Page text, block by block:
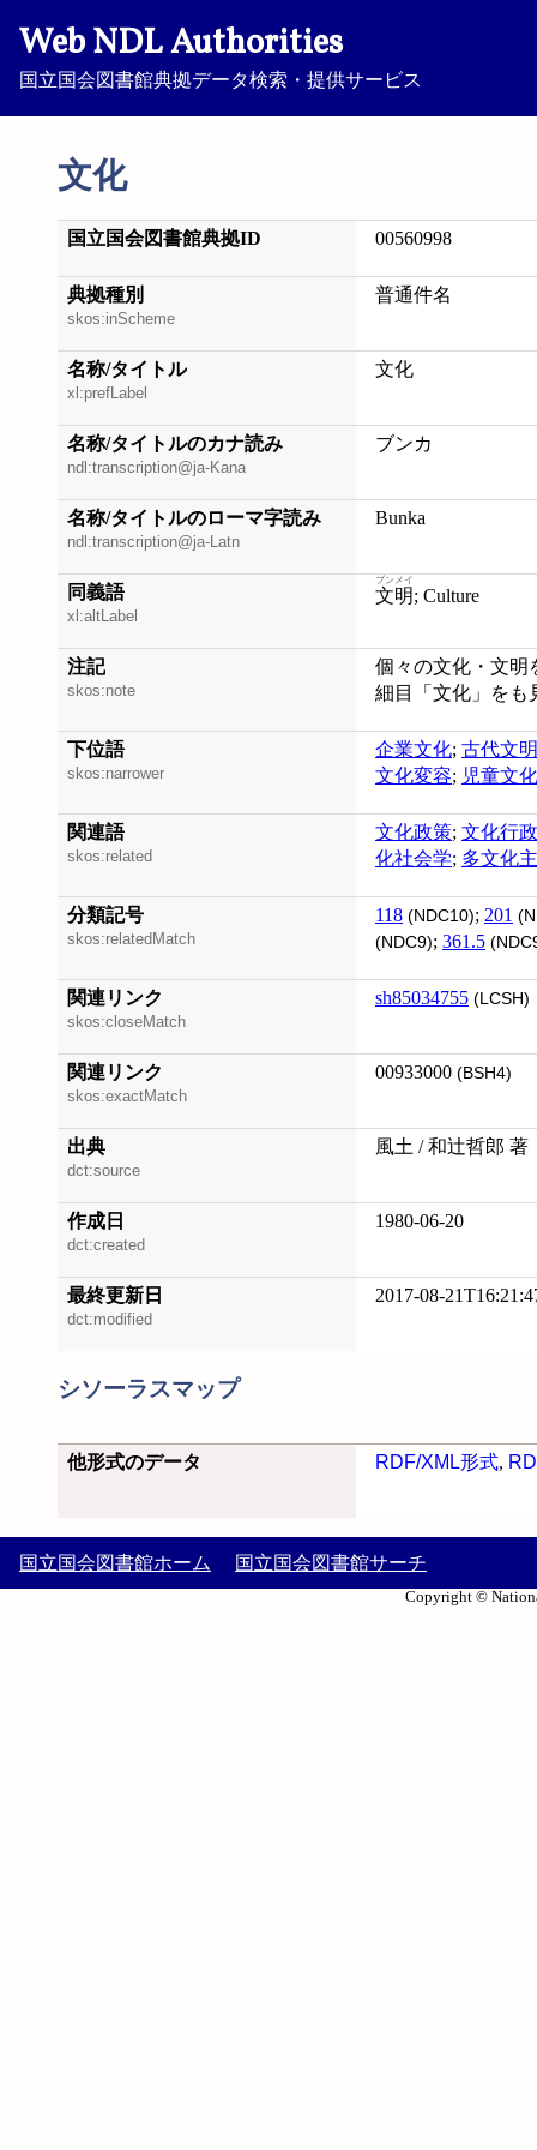
Web NDL Authorities
国立国会図書館典拠データ検索・提供サービス
文化
国立国会図書館典拠ID 00560998
典拠種別
skos:inScheme
普通件名
名称/タイトル
xl:prefLabel
文化
名称/タイトルのカナ読み
ndl:transcription@ja-Kana
ブンカ
名称/タイトルのローマ字読み
ndl:transcription@ja-Latn
Bunka
同義語
xl:altLabel
文明
ブンメイ
; Culture
注記
skos:note
個々の文化・文明
細目「文化」をも
下位語
skos:narrower
企業文化; 古代文明
文化変容; 児童文化
関連語
skos:related
文化政策; 文化行政
化社会学; 多文化
分類記号
skos:relatedMatch
118 (NDC10); 201
(NDC9); 361.5
関連リンク
skos:closeMatch
sh85034755 (LCSH)
関連リンク
skos:exactMatch
00933000 (BSH4)
出典
dct:source
風土 / 和辻哲郎 著
作成日
dct:created
1980-06-20
最終更新日
dct:modified
2017-08-
シソーラスマップ
他形式のデータ RDF/XML形式,
国立国会図書館ホーム 国立国会図書館サーチ
Copyright ©